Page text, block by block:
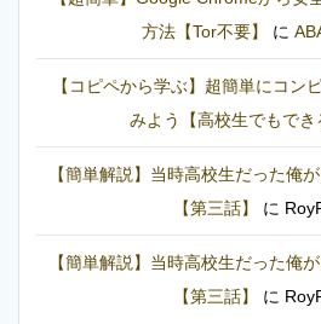
方法【Tor不要】
に
【コピペから学ぶ】超簡単にコン
みよう【高校生でもでき
【簡単解説】当時高校生だった俺
【第三話】
に
【簡単解説】当時高校生だった俺
【第三話】
に